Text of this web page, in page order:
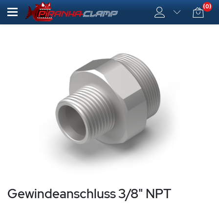
(0)
Gewindeanschluss 3/8" NPT